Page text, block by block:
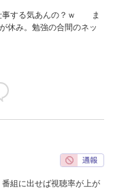
事する気あんの？ｗ ま
休み。勉強の合間のネッ
組に出せば視聴率が上が